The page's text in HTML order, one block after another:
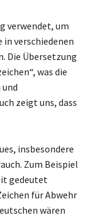
verwendet, um
in verschiedenen
Die Übersetzung
was die
zeigt uns, dass
insbesondere
Zum Beispiel
gedeutet
für Abwehr
wären